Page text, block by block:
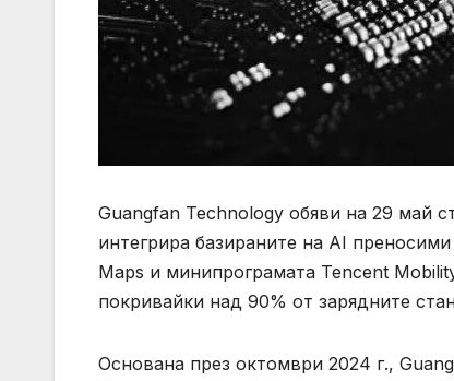
Guangfan Technology обяви на 29 май
интегрира базираните на AI
Maps и минипрограмата Tencent
покривайки над 90% от зарядните
Основана през октомври 2024 г.,